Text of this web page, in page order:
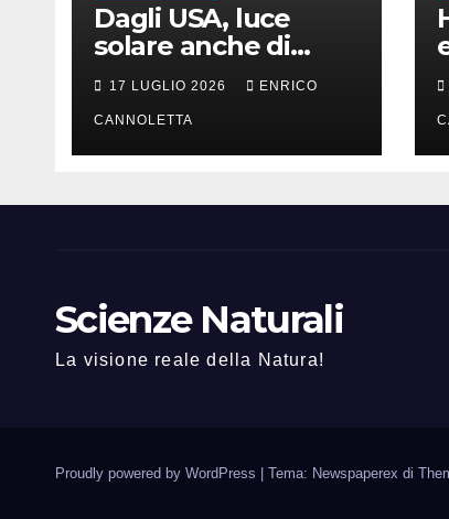
Dagli USA, luce
solare anche di
notte
17 LUGLIO 2026 ENRICO
CANNOLETTA
Scienze Naturali
La visione reale della Natura!
Proudly powered by WordPress | Tema: Newspaperex di